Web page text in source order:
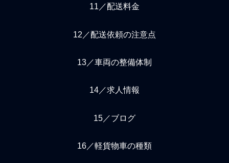
11／配送料金
12／配送依頼の注意点
13／車両の整備体制
14／求人情報
15／ブログ
16／軽貨物車の種類